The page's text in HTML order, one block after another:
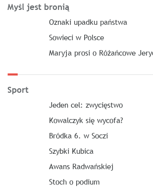
Myśl jest bronią
Oznaki upadku państwa
Sowieci w Polsce
Maryja prosi o Różańcowe
Sport
Jeden cel: zwycięstwo
Kowalczyk się wycofa?
Bródka 6. w Soczi
Szybki Kubica
Awans Radwańskiej
Stoch o podium